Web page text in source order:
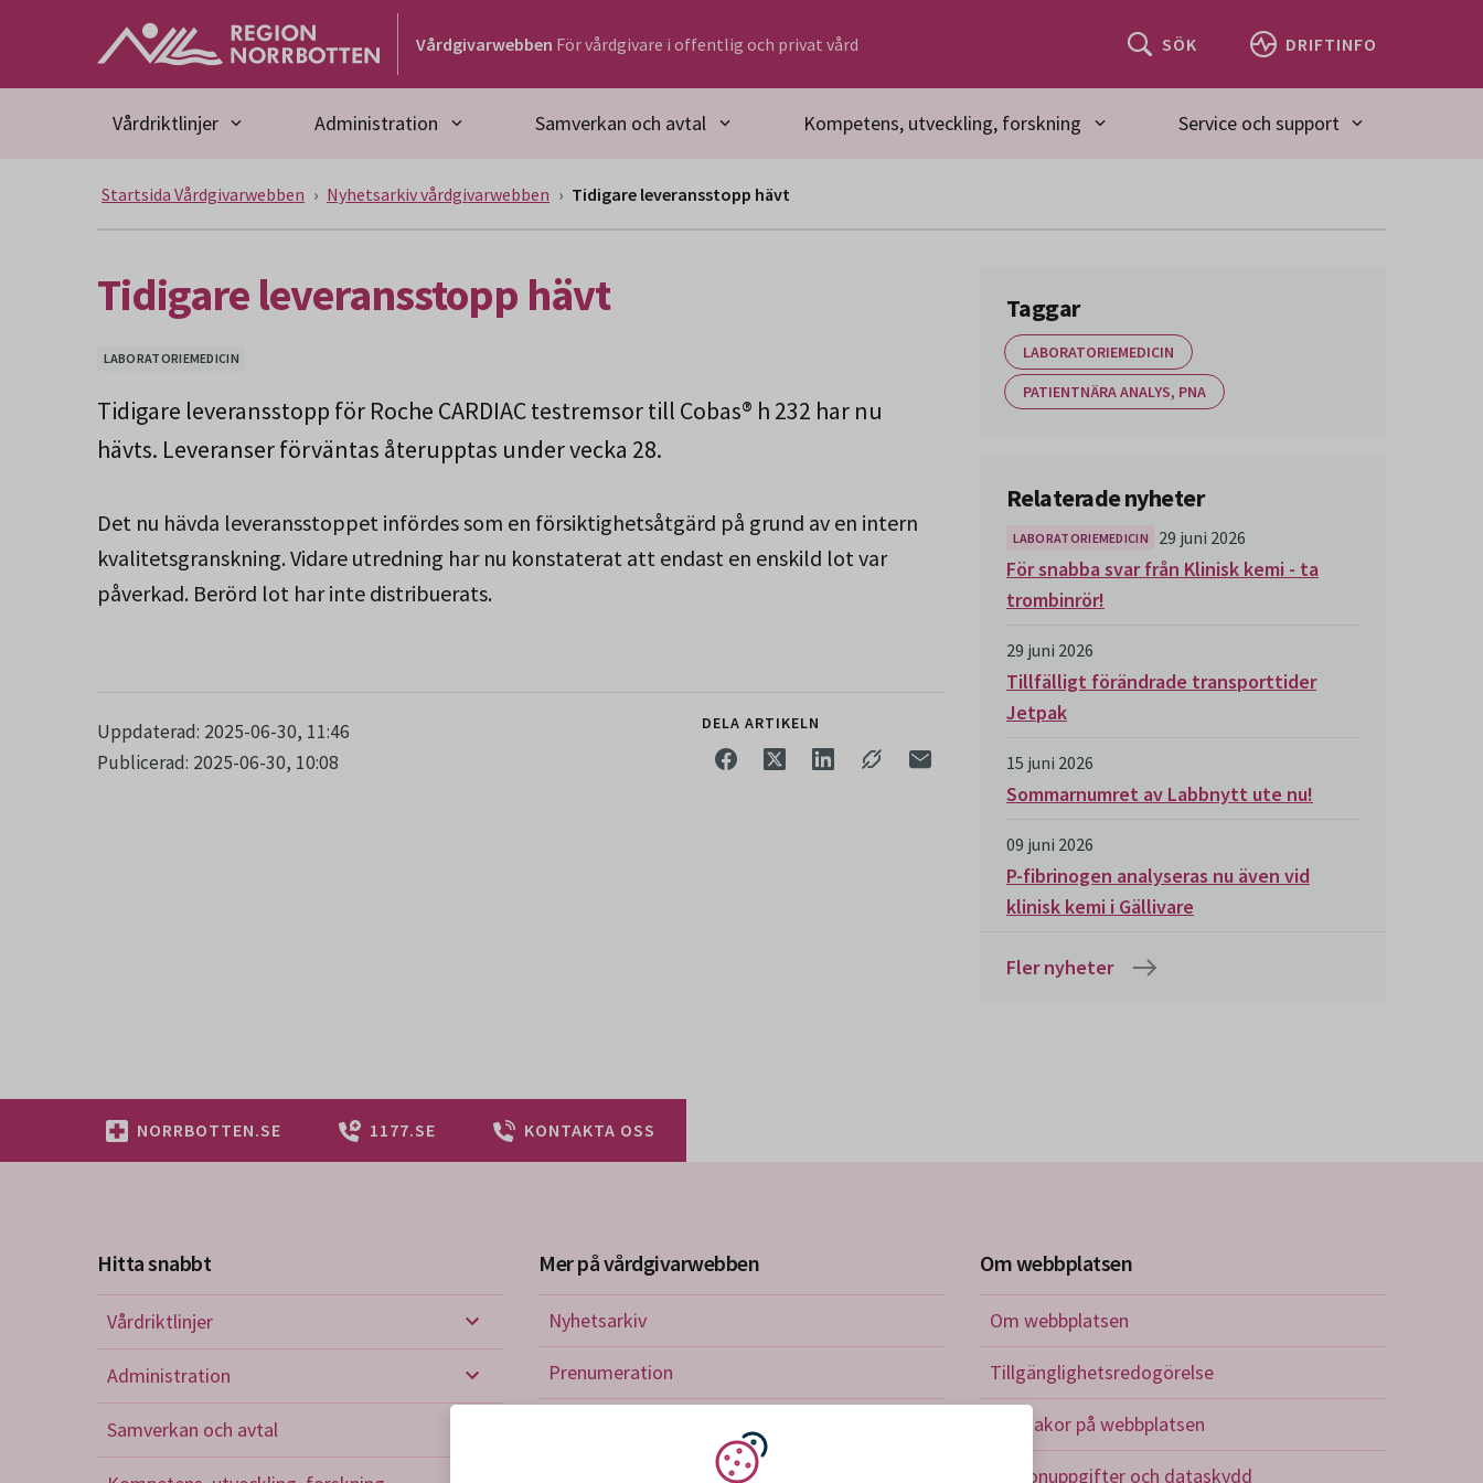
Gå till huvudmeny
Gå till övergripande innehåll
Vårdgivarwebben För vårdgivare i offentlig och privat vård SÖK DRIFTINFO
Vårdriktlinjer Administration Samverkan och avtal Kompetens, utveckling, forskning Service och support
Startsida Vårdgivarwebben Nyhetsarkiv vårdgivarwebben Tidigare leveransstopp hävt
Tidigare leveransstopp hävt
LABORATORIEMEDICIN
Tidigare leveransstopp för Roche CARDIAC testremsor till Cobas® h 232 har nu
hävts. Leveranser förväntas återupptas under vecka 28.
Det nu hävda leveransstoppet infördes som en försiktighetsåtgärd på grund av en intern
kvalitetsgranskning. Vidare utredning har nu konstaterat att endast en enskild lot var
påverkad. Berörd lot har inte distribuerats.
Uppdaterad: 2025-06-30, 11:46
Publicerad: 2025-06-30, 10:08
DELA ARTIKELN
Taggar
LABORATORIEMEDICIN
PATIENTNÄRA ANALYS, PNA
Relaterade nyheter
LABORATORIEMEDICIN 29 juni 2026
För snabba svar från Klinisk kemi - ta
trombinrör!
29 juni 2026
Tillfälligt förändrade transporttider
Jetpak
15 juni 2026
Sommarnumret av Labbnytt ute nu!
09 juni 2026
P-fibrinogen analyseras nu även vid
klinisk kemi i Gällivare
Fler nyheter
NORRBOTTEN.SE 1177.SE KONTAKTA OSS
Hitta snabbt
Vårdriktlinjer
Vårdriktlinjer
Administration
Samverkan och avtal
Mer på vårdgivarwebben
Nyhetsarkiv
Prenumeration
Om webbplatsen
Om webbplatsen
Tillgänglighetsredogörelse
Om kakor på webbplatsen
Personuppgifter och dataskydd